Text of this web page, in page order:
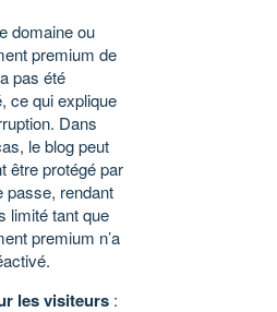
domaine ou
premium de
pas été
ce qui explique
Dans
le blog peut
être protégé par
passe, rendant
limité tant que
premium n’a
les visiteurs :